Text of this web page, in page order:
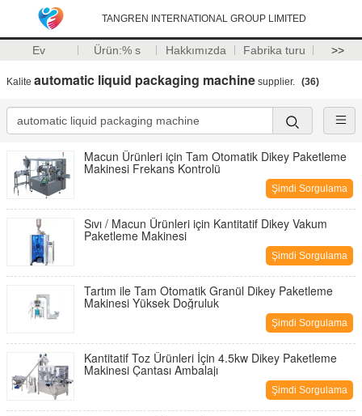
TANGREN INTERNATIONAL GROUP LIMITED
Ev Ürün:% s Hakkımızda Fabrika turu >>
Kalite automatic liquid packaging machine supplier. (36)
Macun Ürünleri için Tam Otomatik Dikey Paketleme
Makinesi Frekans Kontrolü
Şimdi Sorgulama
Sıvı / Macun Ürünleri için Kantitatif Dikey Vakum
Paketleme Makinesi
Şimdi Sorgulama
Tartım ile Tam Otomatik Granül Dikey Paketleme
Makinesi Yüksek Doğruluk
Şimdi Sorgulama
Kantitatif Toz Ürünleri İçin 4.5kw Dikey Paketleme
Makinesi Çantası Ambalajı
Şimdi Sorgulama